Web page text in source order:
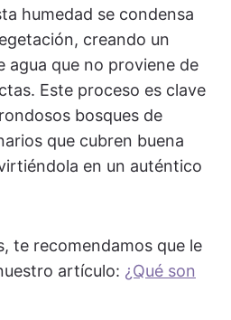
humedad se condensa
creando un
agua que no proviene de
Este proceso es clave
bosques de
que cubren buena
en un auténtico
te recomendamos que le
artículo: ¿Qué son